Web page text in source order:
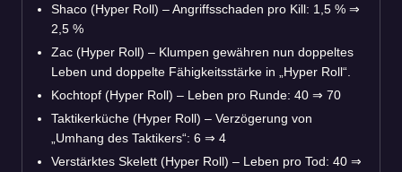
Shaco (Hyper Roll) – Angriffsschaden pro Kill: 1,5 % ⇒
2,5 %
Zac (Hyper Roll) – Klumpen gewähren nun doppeltes
Leben und doppelte Fähigkeitsstärke in „Hyper Roll“.
Kochtopf (Hyper Roll) – Leben pro Runde: 40 ⇒ 70
Taktikerküche (Hyper Roll) – Verzögerung von
„Umhang des Taktikers“: 6 ⇒ 4
Verstärktes Skelett (Hyper Roll) – Leben pro Tod: 40 ⇒